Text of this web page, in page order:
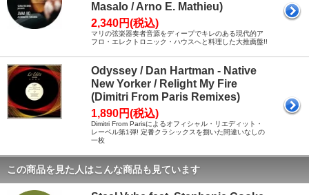
Masalo / Arno E. Mathieu)
2,340円(税込)
マリの弦楽器奏者音源をディープでキレのある現代的ア
フロ・エレクトロニック・ハウスへと料理した大推薦盤!!
Odyssey / Dan Hartman - Native
New Yorker / Relight My Fire
(Dimitri From Paris Remixes)
1,890円(税込)
Dimitri From Parisによるオフィシャル・リエディット・
レーベル第1弾! 定番クラシックスを捌いた間違いなしの
一枚
この商品を見た人はこんな商品も見ています